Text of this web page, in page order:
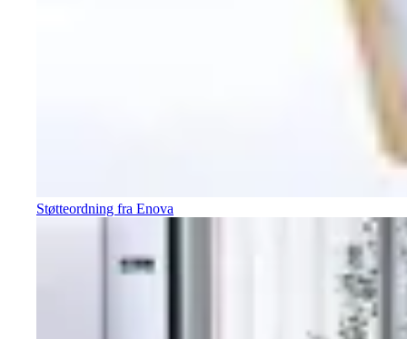
Støtteordning fra Enova